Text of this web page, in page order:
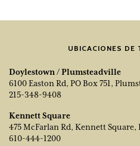
UBICACIONES DE
Doylestown / Plumsteadville
6100 Easton Rd, PO Box 751,
215-348-9408
Kennett Square
475 McFarlan Rd, Kennett Square,
610-444-1200